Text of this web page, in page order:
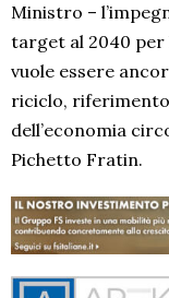
Ministro –
target al 2040 per
vuole essere
riciclo,
dell’economia
Pichetto Fratin.